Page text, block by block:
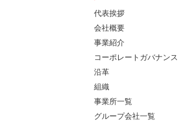
代表挨拶
会社概要
事業紹介
コーポレートガバナンス
沿革
組織
事業所一覧
グループ会社一覧